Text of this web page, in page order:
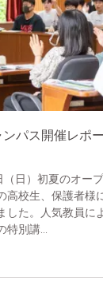
パス開催レポ
日）初夏のオー
高校生、保護者様
した。人気教員に
特別講...